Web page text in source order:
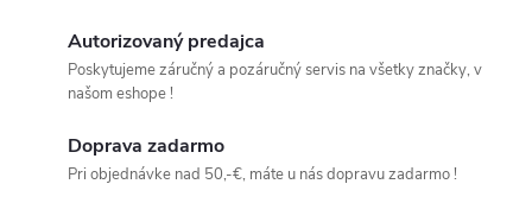
Autorizovaný predajca
Poskytujeme záručný a pozáručný servis na všetky značky, v
našom eshope !
Doprava zadarmo
Pri objednávke nad 50,-€, máte u nás dopravu zadarmo !